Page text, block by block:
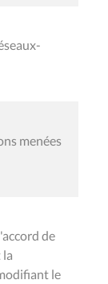
menées
de
le